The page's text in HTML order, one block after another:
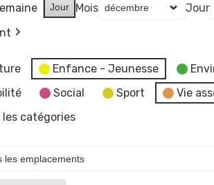
Jour Mois Jour
Enfance - Jeunesse
Social Sport Vie
les catégories